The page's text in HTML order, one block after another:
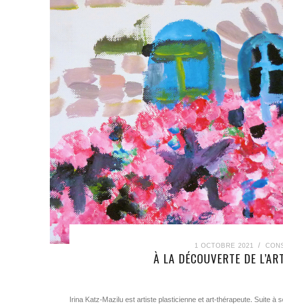
1 OCTOBRE 2021
À LA DÉCOUVERTE DE
Irina Katz-Mazilu est artiste plasticienne et art-thérapeute. Suite à